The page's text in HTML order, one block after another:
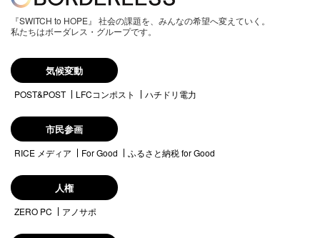
『SWITCH to HOPE』 社会の課題を、みんなの希望へ変えていく。
私たちはボーダレス・グループです。
気候変動
POST&POST LFCコンポスト ハチドリ電力
市民参画
RICE メディア For Good ふるさと納税 for Good
人権
ZERO PC アノサポ